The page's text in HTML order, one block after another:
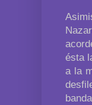
ésta
a la